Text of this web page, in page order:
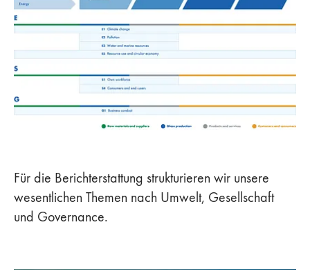
Für die Berichterstattung strukturieren wir unsere
wesentlichen Themen nach Umwelt, Gesellschaft
und Governance.